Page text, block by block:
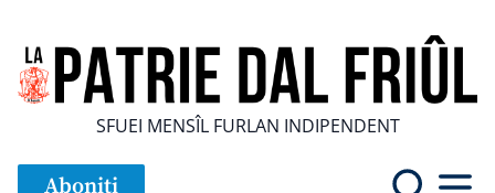
SFUEI MENSÎL FURLAN INDIPENDENT
Aboniti